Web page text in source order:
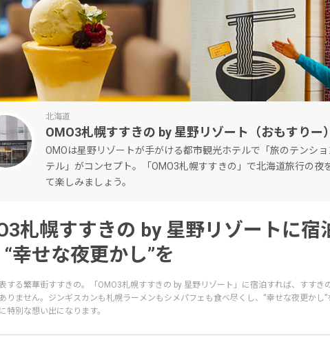
北海道
OMO3札幌すすきの by 星野リゾート（おもすりー）
OMOは星野リゾートが手がける都市観光ホテルで「旅のテンシ
テル」がコンセプト。「OMO3札幌すすきの」で北海道旅行の夜
て楽しみましょう。
札幌すすきの by 星野リゾートに宿
幸せな夜更かし”を
する繁華街すすきの。「OMO3札幌すすきの by 星野リゾート」に宿泊すれば、すすき
りません。ジンギスカンも札幌ラーメンもシメパフェも食べ尽くし、“幸せな夜更かし
特別な想い出になります。